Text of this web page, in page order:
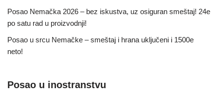
Posao Nemačka 2026 – bez iskustva, uz osiguran smeštaj! 24e
po satu rad u proizvodnji!
Posao u srcu Nemačke – smeštaj i hrana uključeni i 1500e
neto!
Posao u inostranstvu